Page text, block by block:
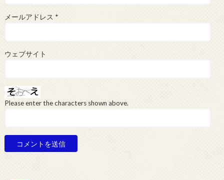
メールアドレス *
ウェブサイト
Please enter the characters shown above.